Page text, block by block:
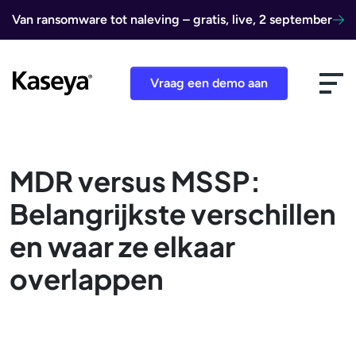
Van ransomware tot naleving – gratis, live, 2 september
Vraag een demo aan
MDR versus MSSP:
Belangrijkste verschillen
en waar ze elkaar
overlappen